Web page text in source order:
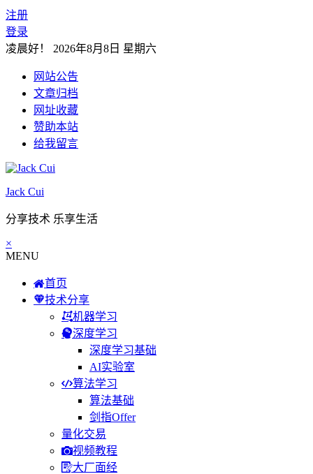
注册
登录
凌晨好！ 2026年8月8日 星期六
网站公告
文章归档
网址收藏
赞助本站
给我留言
Jack Cui
分享技术 乐享生活
×
MENU
首页
技术分享
机器学习
深度学习
深度学习基础
AI实验室
算法学习
算法基础
剑指Offer
量化交易
视频教程
大厂面经